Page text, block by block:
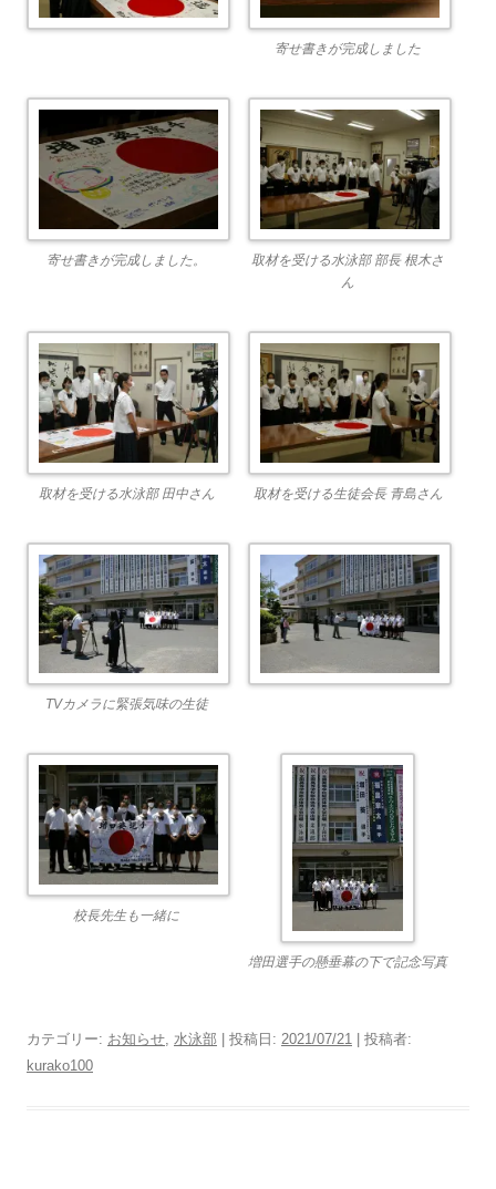
寄せ書きが完成しました
寄せ書きが完成しました。
取材を受ける水泳部 部長 根木さ
ん
取材を受ける水泳部 田中さん 取材を受ける生徒会長 青島さん
TVカメラに緊張気味の生徒
校長先生も一緒に
増田選手の懸垂幕の下で記念写真
カテゴリー: お知らせ, 水泳部 | 投稿日: 2021/07/21
投稿者:
kurako100